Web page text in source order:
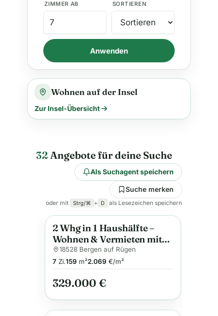
ZIMMER AB SORTIEREN
Anwenden
Wohnen auf der Insel
Zur Insel-Übersicht
32 Angebote für deine Suche
Als Suchagent speichern
Suche merken
oder mit Strg/⌘ + D als Lesezeichen speichern
Anzeige
2 Whg in 1 Haushälfte –
Wohnen & Vermieten mit
Ausbaupotenzial im
Dachgeschoss
18528 Bergen auf Rügen
7Zi.159 m²2.069 €/m²
329.000 €